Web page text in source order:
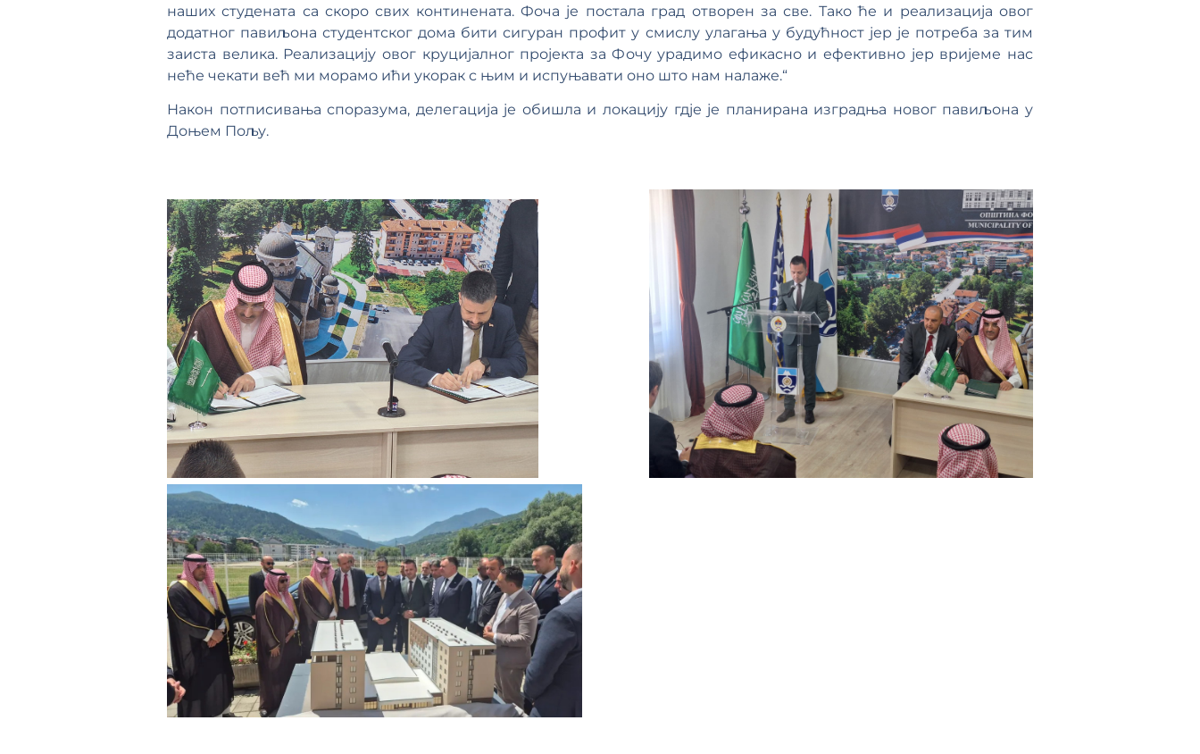
наших студената са скоро свих континената. Фоча је постала град отворен за све. Тако ће и реализација овог
додатног павиљона студентског дома бити сигуран профит у смислу улагања у будућност јер је потреба за тим
заиста велика. Реализацију овог круцијалног пројекта за Фочу урадимо ефикасно и ефективно јер вријеме нас
неће чекати већ ми морамо ићи укорак с њим и испуњавати оно што нам налаже.“
Након потписивања споразума, делегација је обишла и локацију гдје је планирана изградња новог павиљона у
Доњем Пољу.